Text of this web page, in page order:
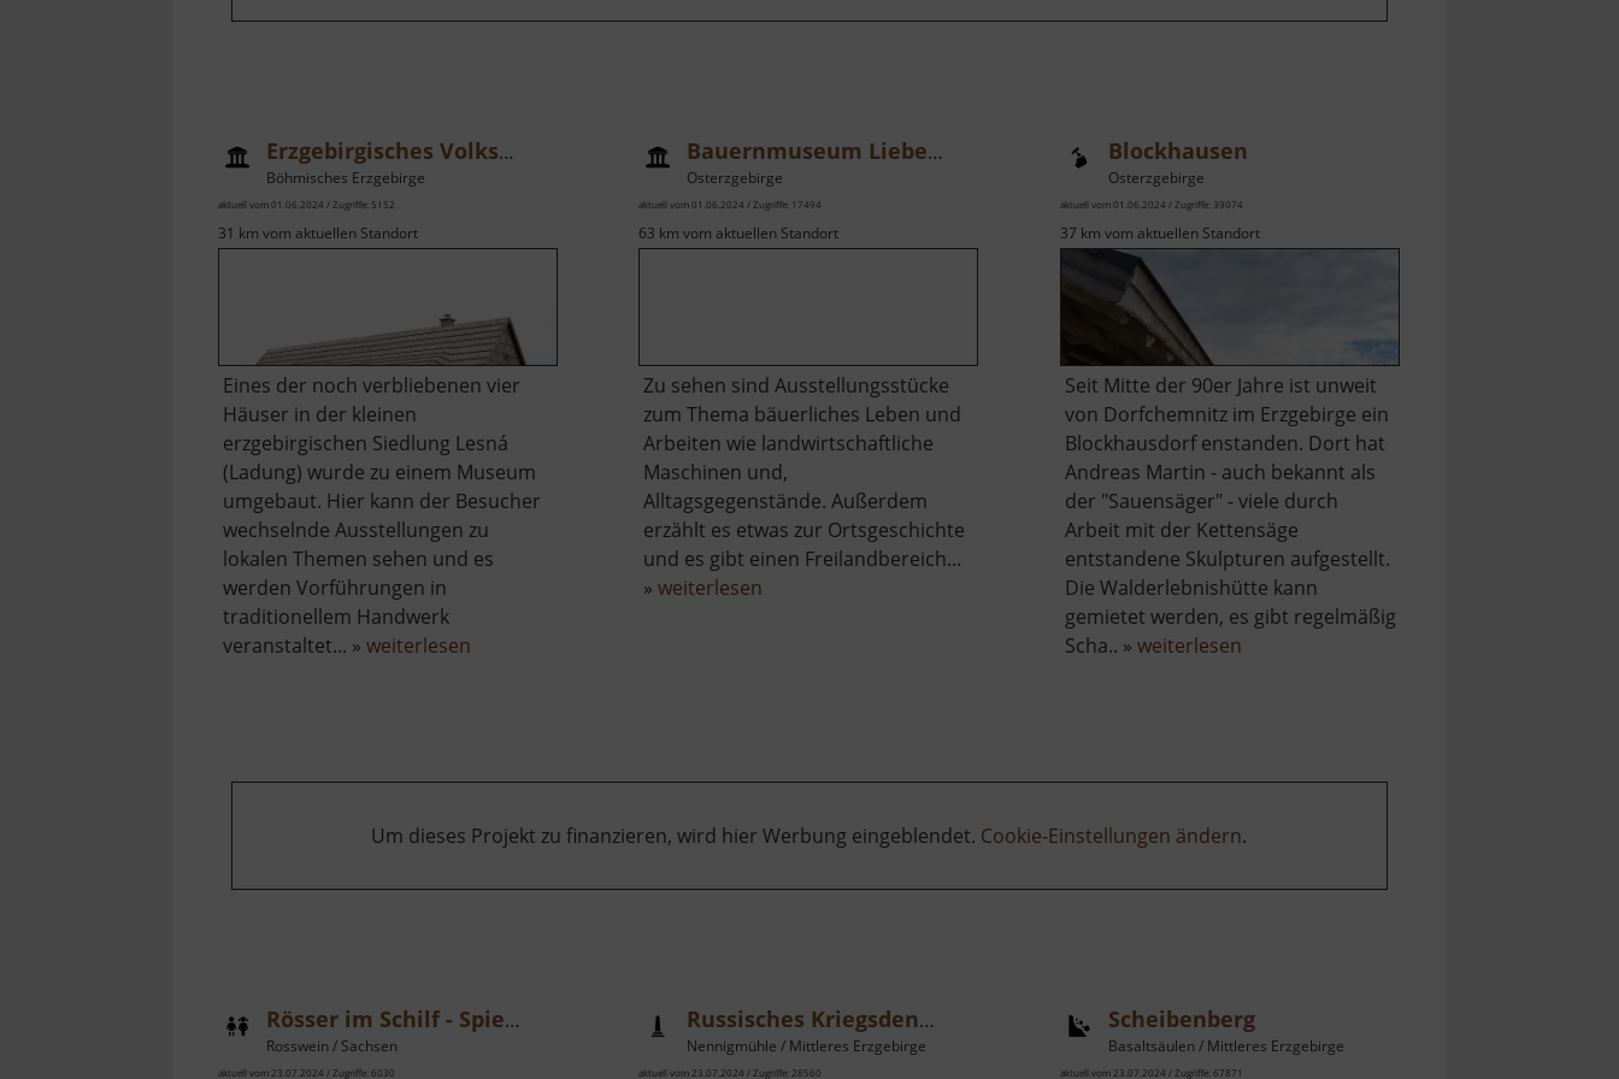
Erzgebirgisches Volkshaus Lesná
Böhmisches Erzgebirge
aktuell vom 01.06.2024 / Zugriffe: 5152
31 km vom aktuellen Standort
Eines der noch verbliebenen vier
Häuser in der kleinen
erzgebirgischen Siedlung Lesná
(Ladung) wurde zu einem Museum
umgebaut. Hier kann der Besucher
wechselnde Ausstellungen zu
lokalen Themen sehen und es
werden Vorführungen in
traditionellem Handwerk
veranstaltet... » weiterlesen
Bauernmuseum Liebenau
Osterzgebirge
aktuell vom 01.06.2024 / Zugriffe: 17494
63 km vom aktuellen Standort
Zu sehen sind Ausstellungsstücke
zum Thema bäuerliches Leben und
Arbeiten wie landwirtschaftliche
Maschinen und,
Alltagsgegenstände. Außerdem
erzählt es etwas zur Ortsgeschichte
und es gibt einen Freilandbereich...
»weiterlesen
Blockhausen
Osterzgebirge
aktuell vom 01.06.2024 / Zugriffe: 39074
37 km vom aktuellen Standort
Seit Mitte der 90er Jahre ist unweit
von Dorfchemnitz im Erzgebirge ein
Blockhausdorf enstanden. Dort hat
Andreas Martin - auch bekannt als
der "Sauensäger" - viele durch
Arbeit mit der Kettensäge
entstandene Skulpturen aufgestellt.
Die Walderlebnishütte kann
gemietet werden, es gibt regelmäßig
Scha.. » weiterlesenüber
Um dieses Projekt zu finanzieren, wird hier Werbung eingeblendet. Cookie-Einstellungen ändern.
Rösser im Schilf - Spielplatz
Rosswein / Sachsen
aktuell vom 23.07.2024 / Zugriffe: 6030
Russisches Kriegsdenkmal
Nennigmühle / Mittleres Erzgebirge
aktuell vom 23.07.2024 / Zugriffe: 28560
Scheibenberg
Basaltsäulen / Mittleres Erzgebirge
aktuell vom 23.07.2024 / Zugriffe: 67871